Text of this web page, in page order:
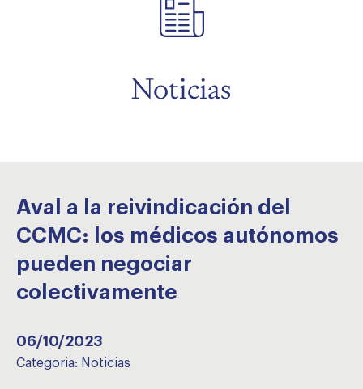
Noticias
Aval a la reivindicación del
CCMC: los médicos autónomos
pueden negociar
colectivamente
06/10/2023
Categoria: Noticias